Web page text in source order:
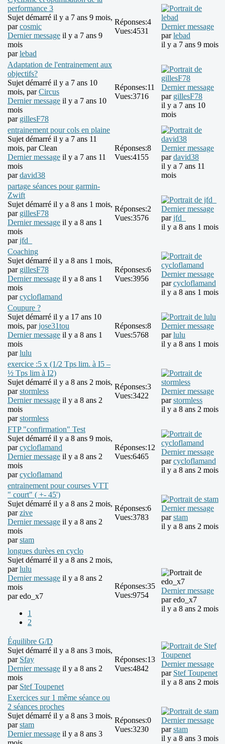
performance 3
Sujet démarré il y a 7 ans 9 mois,
parcosmic
Dernier message il y a 7 ans 9
mois
parlebad
Réponses:4
Vues:4531
Dernier message
parlebad
il y a 7 ans 9 mois
Adaptation de l'entrainement aux
objectifs?
Sujet démarré il y a 7 ans 10
mois, parCircus
Dernier message il y a 7 ans 10
mois
par gillesF78
Réponses:11
Vues:3716
Dernier message
par gillesF78
il y a 7 ans 10
mois
entrainement pour cols en plaine
Sujet démarré il y a 7 ans 11
mois, parClean
Dernier message il y a 7 ans 11
mois
pardavid38
Réponses:8
Vues:4155
Dernier message
pardavid38
il y a 7 ans 11
mois
partage séances pour garmin-
Zwift
Sujet démarré il y a 8 ans 1 mois,
par gillesF78
Dernier message il y a 8 ans 1
mois
parjfd_
Réponses:2
Vues:3576
Dernier message
parjfd_
il y a 8 ans 1 mois
Coaching
Sujet démarré il y a 8 ans 1 mois,
par gillesF78
Dernier message il y a 8 ans 1
mois
parcycloflamand
Réponses:6
Vues:3956
Dernier message
parcycloflamand
il y a 8 ans 1 mois
Coupure ?
Sujet démarré il y a 17 ans 10
mois, parjose31tou
Dernier message il y a 8 ans 1
mois
parlulu
Réponses:8
Vues:5768
Dernier message
parlulu
il y a 8 ans 1 mois
exercice :5 x (1/2 Tps lim. à I5 –
½ Tps lim à I2)
Sujet démarré il y a 8 ans 2 mois,
parstormless
Dernier message il y a 8 ans 2
mois
parstormless
Réponses:3
Vues:3422
Dernier message
parstormless
il y a 8 ans 2 mois
FTP "confirmation" Test
Sujet démarré il y a 8 ans 9 mois,
parcycloflamand
Dernier message il y a 8 ans 2
mois
parcycloflamand
Réponses:12
Vues:6465
Dernier message
parcycloflamand
il y a 8 ans 2 mois
entrainement pour courses VTT
" court" ( +- 45')
Sujet démarré il y a 8 ans 2 mois,
parzive
Dernier message il y a 8 ans 2
mois
parstam
Réponses:6
Vues:3783
Dernier message
parstam
il y a 8 ans 2 mois
longues durèes en cyclo
Sujet démarré il y a 8 ans 2 mois,
parlulu
Dernier message il y a 8 ans 2
mois
paredo_x7
1
2
Réponses:35
Vues:9754
Dernier message
paredo_x7
il y a 8 ans 2 mois
Équilibre G/D
Sujet démarré il y a 8 ans 3 mois,
par Sfay
Dernier message il y a 8 ans 2
mois
par Stef Toupenet
Réponses:13
Vues:4842
Dernier message
par Stef Toupenet
il y a 8 ans 2 mois
Exercices sur 1 même séance ou
2 séances proches
Sujet démarré il y a 8 ans 3 mois,
parstam
Dernier message il y a 8 ans 3
Réponses:0
Vues:3230
Dernier message
parstam
il y a 8 ans 3 mois